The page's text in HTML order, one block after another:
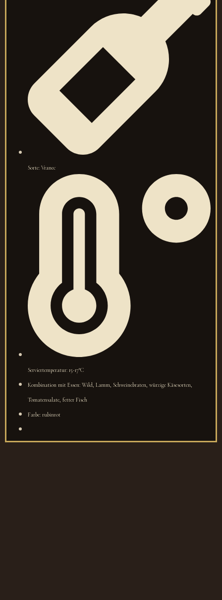
Sorte: Vranec
Serviertemperatur: 15-17°C
Kombination mit Essen: Wild, Lamm, Schweinebraten, würzige Käsesorten,
Tomatensalate, fetter Fisch
Farbe: rubinrot